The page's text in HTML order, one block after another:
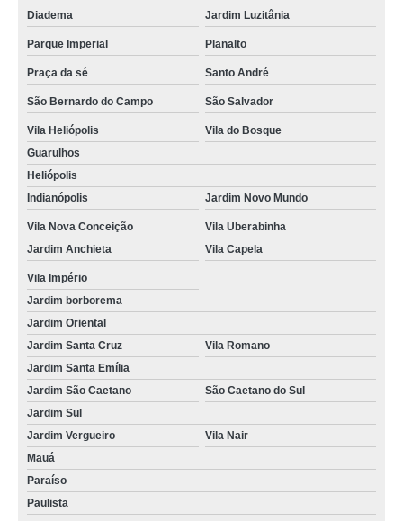
locais de mudar a categoria da habilitação Jardim Itacolomi
mudar a categoria da habilitação orçamento Vila Romano
mudar de categoria b para d orçamento Vila das Mercês
mudar a categoria da cnh Cidade Jardim
locais de mudar de categoria b para d Americanópolis
quanto custa mudar categoria b para d Vila Campestre
alterar a categoria de b para d Jardim Aurélia
locais de mudar categoria cnh Vila Caraguatá
mudar a categoria de b para d Aclimação
locais de mudar a categoria da carta de motorista São Caetano do Sul
mudar a categoria da cnh orçamento Zona Sul
locais de mudar de categoria b para d Vila Império
alterar categoria de cnh Parque Ibirapuera
alterar categoria cnh b para d Bosque da Saúde
alterar a categoria de b para d Santa Efigênia
mudar categoria b para d orçamento Planalto
mudar categoria b para d República
Diadema
Jardim Luzitânia
Parque Imperial Planalto
Praça da sé Santo André
São Bernardo do Campo São Salvador
Vila Heliópolis
Vila do Bosque
Guarulhos
Heliópolis
Indianópolis
Jardim Novo Mundo
Vila Nova Conceição
Vila Uberabinha
Jardim Anchieta
Vila Capela
Vila Império
Jardim borborema
Jardim Oriental
Jardim Santa Cruz
Vila Romano
Jardim Santa Emília
Jardim São Caetano
São Caetano do Sul
Jardim Sul
Jardim Vergueiro
Vila Nair
Mauá
Paraíso
Paulista